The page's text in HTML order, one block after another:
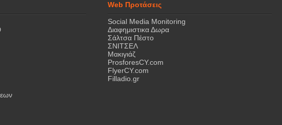
Web Προτάσεις
Social Media Monitoring
Διαφημιστικα Δωρα
Σάλτσα Πέστο
ΣΝΙΤΣΕΛ
Μακιγιάζ
ProsforesCY.com
FlyerCY.com
Filladio.gr